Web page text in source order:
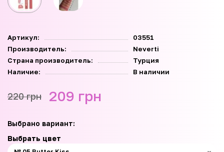
Артикул:
03551
Производитель:
Neverti
Страна производитель:
Турция
Наличие:
В наличии
220 грн 209 грн
Выбрано вариант:
Выбрать цвет